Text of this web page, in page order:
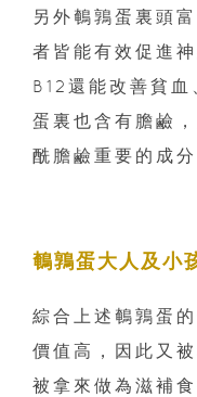
另外鵪鶉蛋裏頭
者皆能有效促進
B12還能改善貧
蛋裏也含有膽鹼
酰膽鹼重要的成分
鵪鶉蛋大人及小
綜合上述鵪鶉蛋
價值高，因此又
被拿來做為滋補